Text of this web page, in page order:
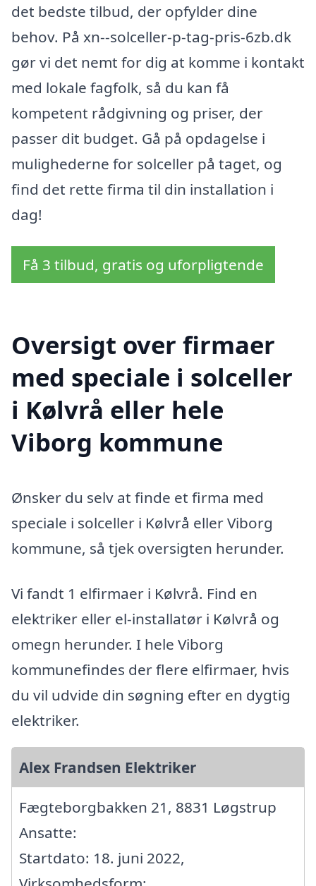
det bedste tilbud, der opfylder dine
behov. På xn--solceller-p-tag-pris-6zb.dk
gør vi det nemt for dig at komme i kontakt
med lokale fagfolk, så du kan få
kompetent rådgivning og priser, der
passer dit budget. Gå på opdagelse i
mulighederne for solceller på taget, og
find det rette firma til din installation i
dag!
Få 3 tilbud, gratis og uforpligtende
Oversigt over firmaer
med speciale i solceller
i Kølvrå eller hele
Viborg kommune
Ønsker du selv at finde et firma med
speciale i solceller i Kølvrå eller Viborg
kommune, så tjek oversigten herunder.
Vi fandt 1 elfirmaer i Kølvrå. Find en
elektriker eller el-installatør i Kølvrå og
omegn herunder. I hele Viborg
kommunefindes der flere elfirmaer, hvis
du vil udvide din søgning efter en dygtig
elektriker.
Alex Frandsen Elektriker
Fægteborgbakken 21, 8831 Løgstrup
Ansatte:
Startdato: 18. juni 2022,